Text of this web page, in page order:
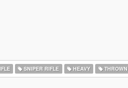
SNIPER RIFLE HEAVY THROWN